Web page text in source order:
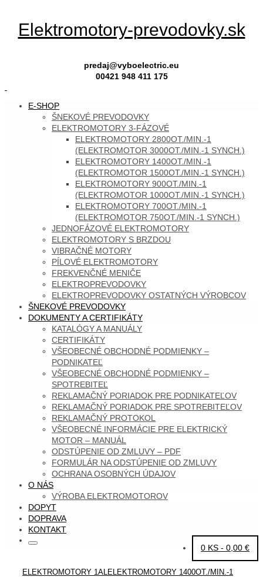
Elektromotory-prevodovky.sk
predaj@vyboelectric.eu
00421 948 411 175
SKIP
E-SHOP
ŠNEKOVÉ PREVODOVKY
ELEKTROMOTORY 3-FÁZOVÉ
ELEKTROMOTORY 2800OT./MIN.-1
(ELEKTROMOTOR 3000OT./MIN.-1 SYNCH.)
ELEKTROMOTORY 1400OT./MIN.-1
(ELEKTROMOTOR 1500OT./MIN.-1 SYNCH.)
ELEKTROMOTORY 900OT./MIN.-1
(ELEKTROMOTOR 1000OT./MIN.-1 SYNCH.)
ELEKTROMOTORY 700OT./MIN.-1
(ELEKTROMOTOR 750OT./MIN.-1 SYNCH.)
JEDNOFÁZOVÉ ELEKTROMOTORY
ELEKTROMOTORY S BRZDOU
VIBRAČNÉ MOTORY
PÍLOVÉ ELEKTROMOTORY
FREKVENČNÉ MENIČE
ELEKTROPREVODOVKY
ELEKTROPREVODOVKY OSTATNÝCH VÝROBCOV
ŠNEKOVÉ PREVODOVKY
DOKUMENTY A CERTIFIKÁTY
KATALÓGY A MANUÁLY
CERTIFIKÁTY
VŠEOBECNÉ OBCHODNÉ PODMIENKY –
PODNIKATEĽ
VŠEOBECNÉ OBCHODNÉ PODMIENKY –
SPOTREBITEĽ
REKLAMAČNÝ PORIADOK PRE PODNIKATEĽOV
REKLAMAČNÝ PORIADOK PRE SPOTREBITEĽOV
REKLAMAČNÝ PROTOKOL
VŠEOBECNÉ INFORMÁCIE PRE ELEKTRICKÝ
MOTOR – MANUÁL
ODSTÚPENIE OD ZMLUVY – PDF
FORMULÁR NA ODSTÚPENIE OD ZMLUVY
OCHRANA OSOBNÝCH ÚDAJOV
O NÁS
VÝROBA ELEKTROMOTOROV
DOPYT
DOPRAVA
KONTAKT
0 KS - 0,00 €
Search
Search
HOME
ELEKTROMOTORY 1AL ELEKTROMOTORY 1400OT./MIN.-1